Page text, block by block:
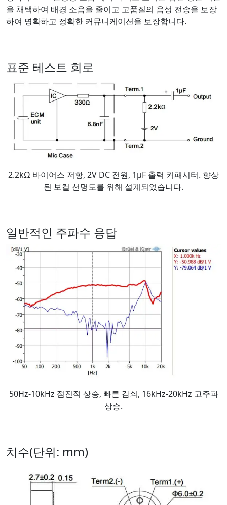
을 채택하여 배경 소음을 줄이고 고품질의 음성 전송을 보장
하여 명확하고 정확한 커뮤니케이션을 보장합니다.
표준 테스트 회로
2.2kΩ 바이어스 저항, 2V DC 전원, 1μF 출력 커패시터. 향상
된 보컬 선명도를 위해 설계되었습니다.
일반적인 주파수 응답
50Hz-10kHz 점진적 상승, 빠른 감쇠, 16kHz-20kHz 고주파
상승.
치수(단위: mm)